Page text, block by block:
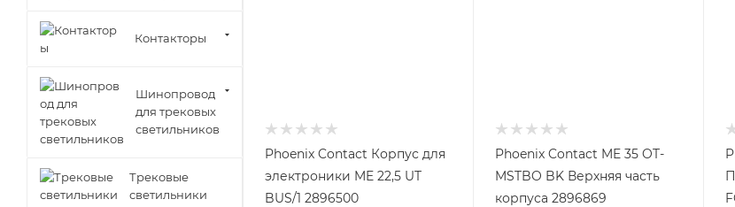
Phoenix Contact Корпус для
электроники ME 22,5 UT
BUS/1 2896500
Phoenix Contact ME 35 OT-
MSTBO BK Верхняя часть
корпуса 2896869
Контакторы
Шинопровод
для трековых
светильников
Трековые
светильники